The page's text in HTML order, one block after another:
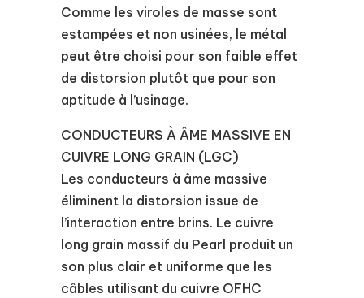
Comme les viroles de masse sont
estampées et non usinées, le métal
peut être choisi pour son faible effet
de distorsion plutôt que pour son
aptitude à l’usinage.
CONDUCTEURS À ÂME MASSIVE EN
CUIVRE LONG GRAIN (LGC)
Les conducteurs à âme massive
éliminent la distorsion issue de
l’interaction entre brins. Le cuivre
long grain massif du Pearl produit un
son plus clair et uniforme que les
câbles utilisant du cuivre OFHC